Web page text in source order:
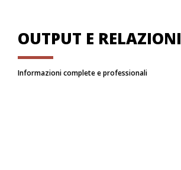
OUTPUT E RELAZIONI
Informazioni complete e professionali